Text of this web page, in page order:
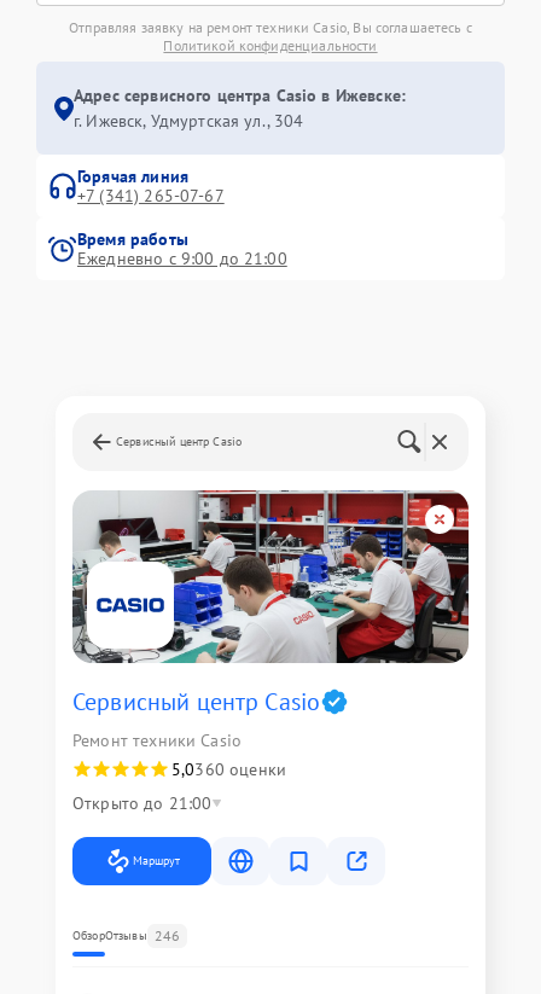
Отправляя заявку на ремонт техники Casio, Вы соглашаетесь с
Политикой конфиденциальности
Адрес сервисного центра Casio в Ижевске:
г. Ижевск, Удмуртская ул., 304
Горячая линия
+7 (341) 265-07-67
Время работы
Ежедневно с 9:00 до 21:00
Сервисный центр Casio
Сервисный центр Casio
Ремонт техники Casio
5,0360 оценки
Открыто до 21:00
Маршрут
ОбзорОтзывы 246